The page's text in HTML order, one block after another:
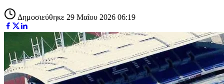
Δημοσιεύθηκε 29 Μαΐου 2026 06:19